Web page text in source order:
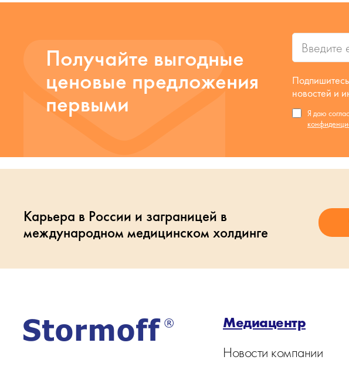
Получайте выгодные
ценовые предложения
первыми
новостей и
Я даю
Карьера в России и заграницей в
международном медицинском холдинге
Медиацентр
Новости компании